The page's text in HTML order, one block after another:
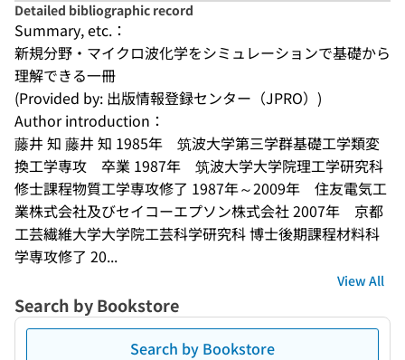
Detailed bibliographic record
Summary, etc.：
新規分野・マイクロ波化学をシミュレーションで基礎から
理解できる一冊
(Provided by: 出版情報登録センター（JPRO）)
Author introduction：
藤井 知 藤井 知 1985年　筑波大学第三学群基礎工学類変
換工学専攻　卒業 1987年　筑波大学大学院理工学研究科
修士課程物質工学専攻修了 1987年～2009年　住友電気工
業株式会社及びセイコーエプソン株式会社 2007年　京都
工芸繊維大学大学院工芸科学研究科 博士後期課程材料科
学専攻修了 20...
View All
Search by Bookstore
Search by Bookstore